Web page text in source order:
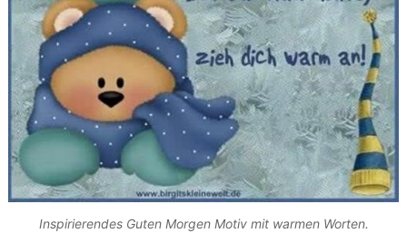
Inspirierendes Guten Morgen Motiv mit warmen Worten.